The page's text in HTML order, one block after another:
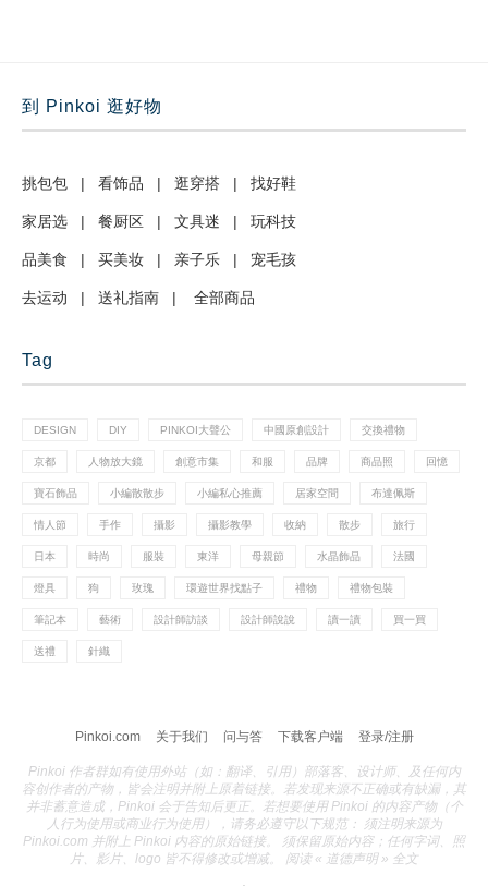
到 Pinkoi 逛好物
挑包包 | 看饰品 | 逛穿搭 | 找好鞋
家居选 | 餐厨区 | 文具迷 | 玩科技
品美食 | 买美妆 | 亲子乐 | 宠毛孩
去运动 | 送礼指南 | 全部商品
Tag
DESIGN DIY PINKOI大聲公 中國原創設計 交換禮物
京都 人物放大鏡 創意市集 和服 品牌 商品照 回憶
寶石飾品 小編散散步 小編私心推薦 居家空間 布達佩斯
情人節 手作 攝影 攝影教學 收納 散步 旅行
日本 時尚 服裝 東洋 母親節 水晶飾品 法國
燈具 狗 玫瑰 環遊世界找點子 禮物 禮物包裝
筆記本 藝術 設計師訪談 設計師說說 讀一讀 買一買
送禮 針織
Pinkoi.com 关于我们 问与答 下载客户端 登录/注册
Pinkoi 作者群如有使用外站（如：翻译、引用）部落客、设计师、及任何内
容创作者的产物，皆会注明并附上原着链接。若发现来源不正确或有缺漏，其
并非蓄意造成，Pinkoi 会于告知后更正。若想要使用 Pinkoi 的内容产物（个
人行为使用或商业行为使用），请务必遵守以下规范： 须注明来源为
Pinkoi.com 并附上 Pinkoi 内容的原始链接。 须保留原始内容；任何字词、照
片、影片、logo 皆不得修改或增减。 阅读 « 道德声明 » 全文